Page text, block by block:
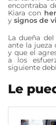
encontraba
Kiara con
ysignos de
La dueña
ante la jueza
y que el
a los
siguiente
Le